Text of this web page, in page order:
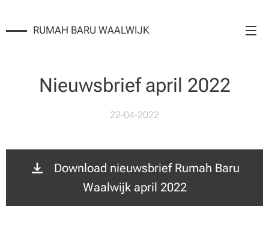
RUMAH BARU WAALWIJK
Nieuwsbrief april 2022
22-04-2022
Download nieuwsbrief Rumah Baru
Waalwijk april 2022